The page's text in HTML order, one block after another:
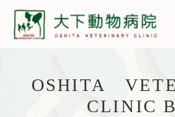
OSHITA
CLINIC